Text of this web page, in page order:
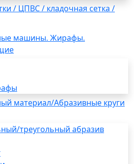
/ ЦПВС / кладочная сетка /
машины. Жирафы.
материал/Абразивные круги
треугольный абразив